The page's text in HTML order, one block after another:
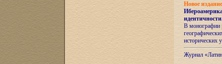
Новое
идентичности
В монографии
исторических
Журнал